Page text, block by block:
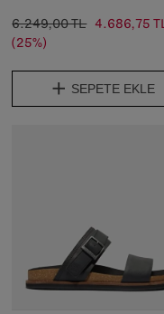
6.249,00 TL 4.686,75 TL
(25%)
SEPETE EKLE